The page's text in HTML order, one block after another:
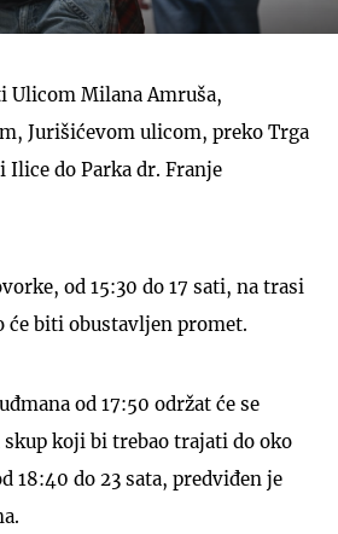
Ulicom Milana Amruša,
Jurišićevom ulicom, preko Trga
Ilice do Parka dr. Franje
od 15:30 do 17 sati, na trasi
će biti obustavljen promet.
od 17:50 održat će se
koji bi trebao trajati do oko
18:40 do 23 sata, predviđen je